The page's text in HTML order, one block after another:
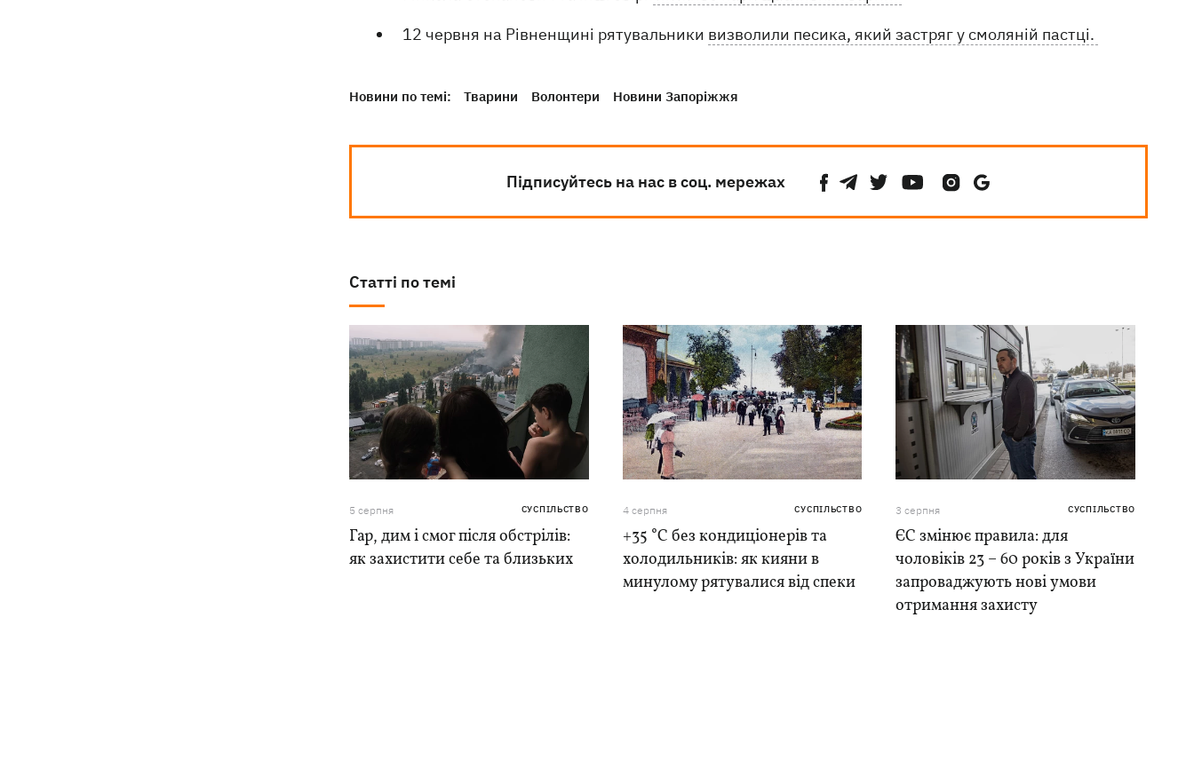
12 червня на Рівненщині рятувальники визволили песика, який застряг у смоляній пастці.
Новини по темі: Тварини Волонтери Новини Запоріжжя
Підписуйтесь на нас в соц. мережах
Статті по темі
5 серпня СУСПІЛЬСТВО
Гар, дим і смог після обстрілів:
як захистити себе та близьких
4 серпня СУСПІЛЬСТВО
+35 °C без кондиціонерів та
холодильників: як кияни в
минулому рятувалися від спеки
3 серпня СУСПІЛЬСТВО
ЄС змінює правила: для
чоловіків 23 – 60 років з України
запроваджують нові умови
отримання захисту